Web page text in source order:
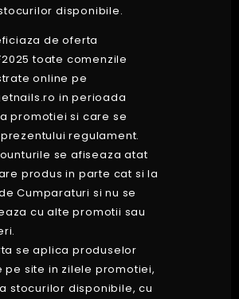
disponibile.
de oferta
toate comenzile
online pe
in perioada
promotiei si care se
regulament.
se afiseaza atat
produs in parte cat si la
Cumparaturi si nu se
cu alte promotii sau
se aplica produselor
pe site in zilele promotiei,
stocurilor disponibile, cu